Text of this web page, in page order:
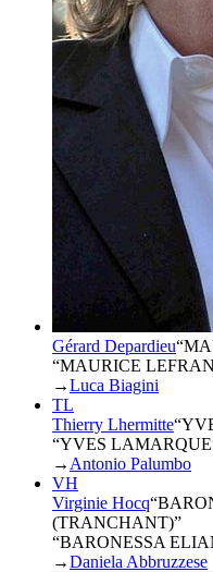
Gérard Depardieu“
“MAURICE
→Luca Biagini
TL
Thierry Lhermitte“
“YVES
→ Antonio Palumbo
VH
Virginie Hocq“
(TRANCHANT)”
“BARONESSA
→Daniela Abbruzzese